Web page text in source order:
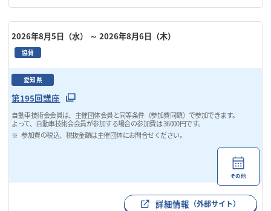
2026年8月5日（水） ～ 2026年8月6日（木）
協賛
愛知県
第195回講座
自動車技術会会員は、主催団体会員と同等条件（参加費同額）で参加できます。
よって、自動車技術会会員が参加する場合の参加費は 36000円です。
参加費の税込、税抜金額は主催団体にお問合せください。
その他
詳細情報 （外部サイト）